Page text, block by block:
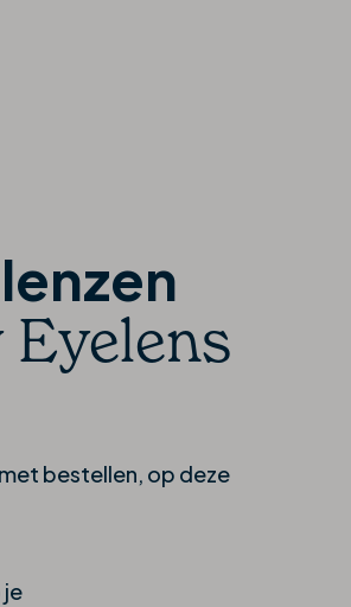
Eyelens
bestellen, op deze